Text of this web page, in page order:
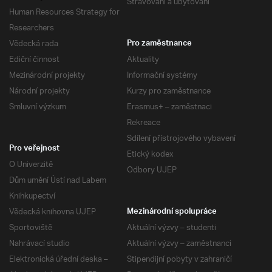
Human Resources Strategy for
Researchers
Vědecká rada
Ediční činnost
Mezinárodní projekty
Národní projekty
Smluvní výzkum
Pro zaměstnance
Aktuality
Informační systémy
Kurzy pro zaměstnance
Erasmus+ – zaměstnaci
Rekreace
Sdílení přístrojového vybavení
Etický kodex
Odbory UJEP
Pro veřejnost
O Univerzitě
Dům umění Ústí nad Labem
Knihkupectví
Vědecká knihovna UJEP
Sportoviště
Nahrávací studio
Elektronická úřední deska –
Mezinárodní spolupráce
Aktuální výzvy – studenti
Aktuální výzvy – zaměstnanci
Stipendijní pobyty v zahraničí